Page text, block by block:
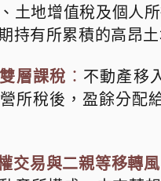
土地增值稅及個人
持有所累積的高昂
層課稅 ： 不動產移
所稅後，盈餘分配
交易與二親等移轉風